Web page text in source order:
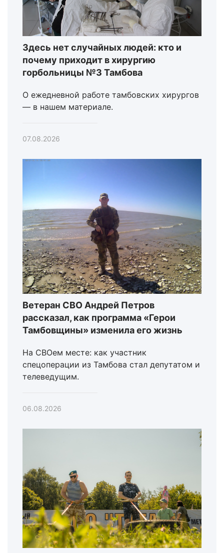
Здесь нет случайных людей: кто и
почему приходит в хирургию
горбольницы №3 Тамбова
О ежедневной работе тамбовских хирургов
— в нашем материале.
07.08.2026
Ветеран СВО Андрей Петров
рассказал, как программа «Герои
Тамбовщины» изменила его жизнь
На СВОем месте: как участник
спецоперации из Тамбова стал депутатом и
телеведущим.
06.08.2026